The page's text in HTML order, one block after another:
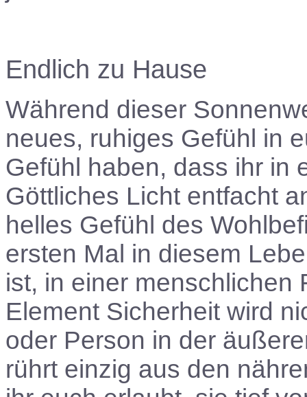
Endlich zu Hause
Während dieser
neues, ruhiges Gefühl in
Gefühl haben, dass ihr in
Göttliches Licht entfacht
helles Gefühl des
ersten Mal in diesem
ist, in einer menschlichen
Element Sicherheit wird
oder Person in der
rührt einzig aus den